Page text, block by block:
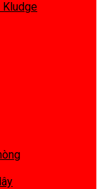
Kludge